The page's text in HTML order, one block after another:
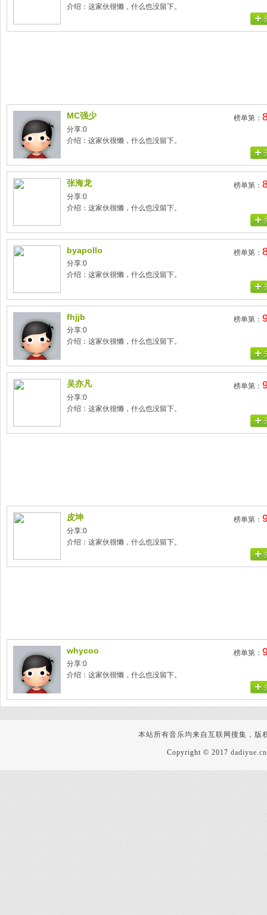
介绍：这家伙很懒，什么也没留下。
MC强少 榜单第：
分享:0
介绍：这家伙很懒，什么也没留下。
张海龙 榜单第：
分享:0
介绍：这家伙很懒，什么也没留下。
byapollo 榜单第：
分享:0
介绍：这家伙很懒，什么也没留下。
fhjjb 榜单第：
分享:0
介绍：这家伙很懒，什么也没留下。
吴亦凡 榜单第：
分享:0
介绍：这家伙很懒，什么也没留下。
皮坤 榜单第：
分享:0
介绍：这家伙很懒，什么也没留下。
whycoo 榜单第：
分享:0
介绍：这家伙很懒，什么也没留下。
本站所有音乐均来自互联网搜集，版
Copyright © 2017 dadiyue.cn